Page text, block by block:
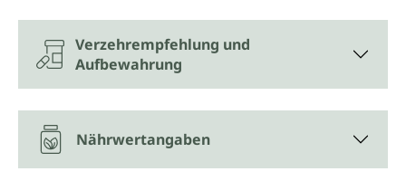
Verzehrempfehlung und
Aufbewahrung
Nährwertangaben